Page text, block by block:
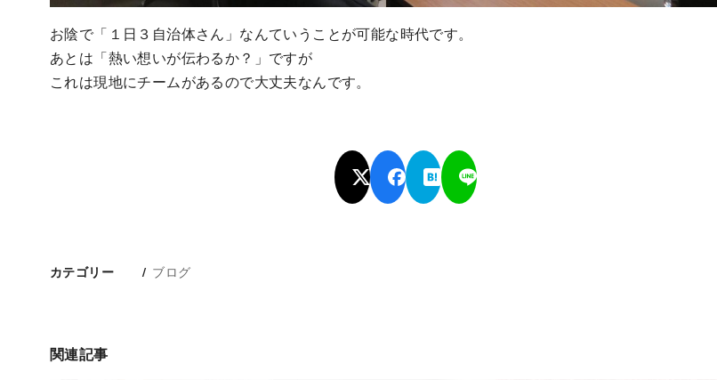
お陰で「１日３自治体さん」なんていうことが可能な時代です。
あとは「熱い想いが伝わるか？」ですが
これは現地にチームがあるので大丈夫なんです。
カテゴリー ブログ
関連記事